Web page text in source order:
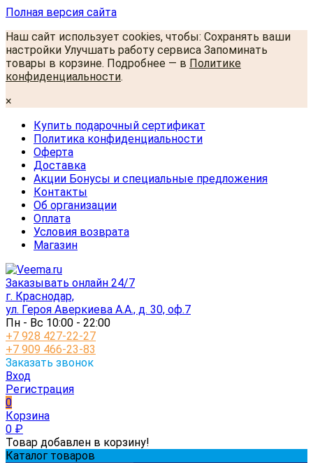
Полная версия сайта
Наш сайт использует cookies, чтобы: Сохранять ваши
настройки Улучшать работу сервиса Запоминать
товары в корзине. Подробнее — в Политике
конфиденциальности.
×
Купить подарочный сертификат
Политика конфиденциальности
Оферта
Доставка
Акции Бонусы и специальные предложения
Контакты
Об организации
Оплата
Условия возврата
Магазин
Заказывать онлайн 24/7
г. Краснодар,
ул. Героя Аверкиева А.А., д. 30, оф.7
Пн - Вс 10:00 - 22:00
+7 928 427-22-27
+7 909 466-23-83
Заказать звонок
Вход
Регистрация
0
Корзина
0 ₽
Товар добавлен в корзину!
Каталог товаров